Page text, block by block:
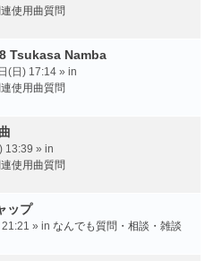
使用曲質問
Tsukasa Namba
(日) 17:14 » in
使用曲質問
13:39 » in
使用曲質問
ップ
» in なんでも質問・相談・雑談